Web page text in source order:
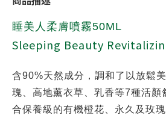
睡美人柔膚噴霧50ML
Sleeping Beauty
含90%天然成分，調和了以放鬆
瑰、高地薰衣草、乳香等7種活顏
合保養級的有機橙花、永久及玫